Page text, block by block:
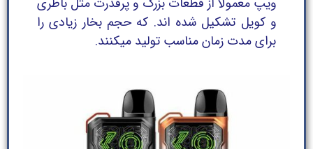
و کویل تشکیل شده اند. که حجم بخار زیادی را
برای مدت زمان مناسب تولید میکنند.